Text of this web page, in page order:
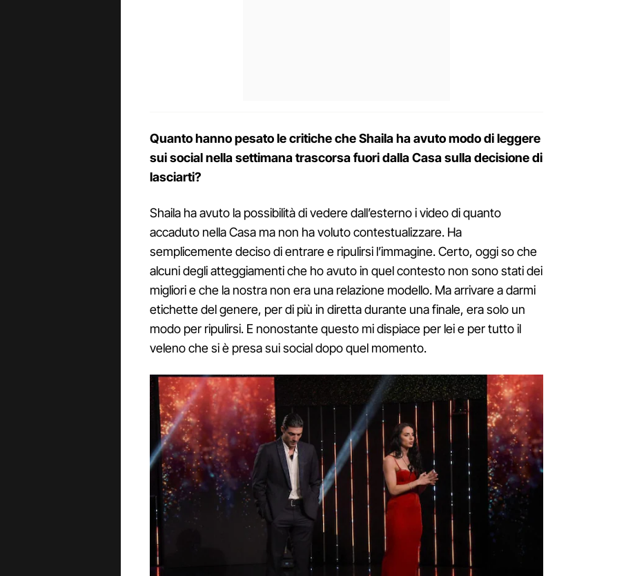
Quanto hanno pesato le critiche che Shaila ha avuto modo di leggere
sui social nella settimana trascorsa fuori dalla Casa sulla decisione di
lasciarti?
Shaila ha avuto la possibilità di vedere dall’esterno i video di quanto
accaduto nella Casa ma non ha voluto contestualizzare. Ha
semplicemente deciso di entrare e ripulirsi l’immagine. Certo, oggi so che
alcuni degli atteggiamenti che ho avuto in quel contesto non sono stati dei
migliori e che la nostra non era una relazione modello. Ma arrivare a darmi
etichette del genere, per di più in diretta durante una finale, era solo un
modo per ripulirsi. E nonostante questo mi dispiace per lei e per tutto il
veleno che si è presa sui social dopo quel momento.